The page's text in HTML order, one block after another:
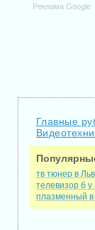
Реклама Google
Главные
тв тюнер в
телевизор б у
плазменный в